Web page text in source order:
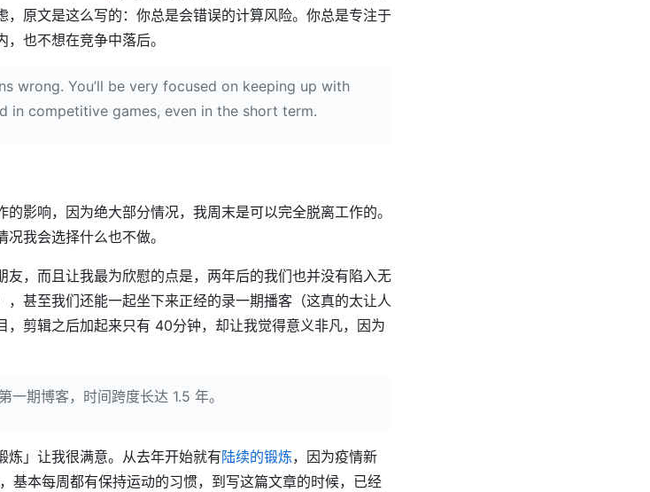
原文是这么写的：你总是会错误的计算风险。你总是专注于
也不想在竞争中落后。
wrong. You’ll be very focused on keeping up with
in competitive games, even in the short term.
影响，因为绝大部分情况，我周末是可以完全脱离工作的。
我会选择什么也不做。
，而且让我最为欣慰的点是，两年后的我们也并没有陷入无
甚至我们还能一起坐下来正经的录一期播客（这真的太让人
，剪辑之后加起来只有 40分钟，却让我觉得意义非凡，因为
期博客，时间跨度长达 1.5 年。
炼」让我很满意。从去年开始就有陆续的锻炼，因为疫情新
基本每周都有保持运动的习惯，到写这篇文章的时候，已经